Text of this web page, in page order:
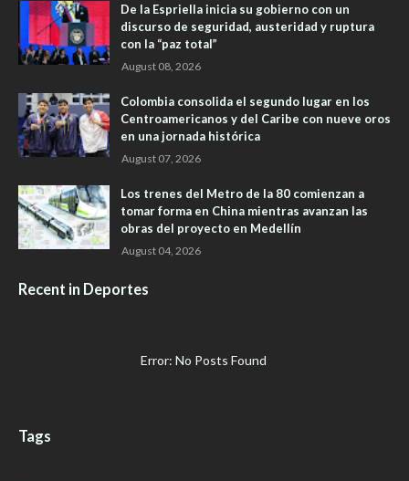
De la Espriella inicia su gobierno con un
discurso de seguridad, austeridad y ruptura
con la “paz total”
August 08, 2026
Colombia consolida el segundo lugar en los
Centroamericanos y del Caribe con nueve oros
en una jornada histórica
August 07, 2026
Los trenes del Metro de la 80 comienzan a
tomar forma en China mientras avanzan las
obras del proyecto en Medellín
August 04, 2026
Recent in Deportes
Error: No Posts Found
Tags